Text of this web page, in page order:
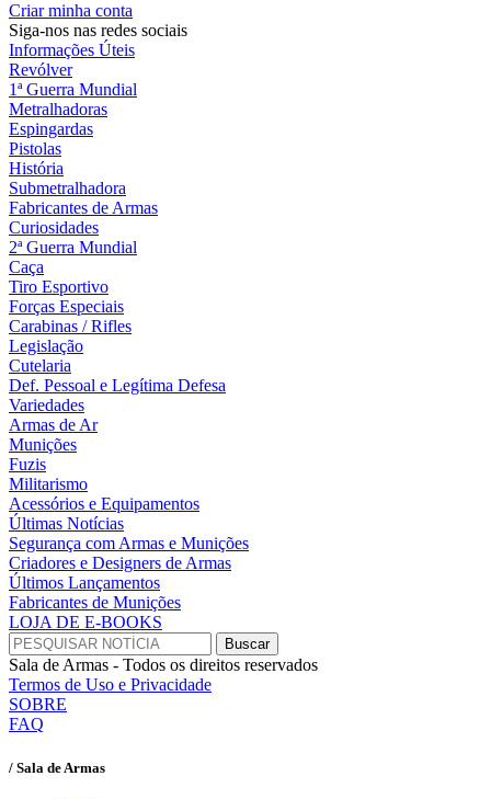
Criar minha conta
Siga-nos nas redes sociais
Informações Úteis
Revólver
1ª Guerra Mundial
Metralhadoras
Espingardas
Pistolas
História
Submetralhadora
Fabricantes de Armas
Curiosidades
2ª Guerra Mundial
Caça
Tiro Esportivo
Forças Especiais
Carabinas / Rifles
Legislação
Cutelaria
Def. Pessoal e Legítima Defesa
Variedades
Armas de Ar
Munições
Fuzis
Militarismo
Acessórios e Equipamentos
Últimas Notícias
Segurança com Armas e Munições
Criadores e Designers de Armas
Últimos Lançamentos
Fabricantes de Munições
LOJA DE E-BOOKS
Sala de Armas - Todos os direitos reservados
Termos de Uso e Privacidade
SOBRE
FAQ
/ Sala de Armas